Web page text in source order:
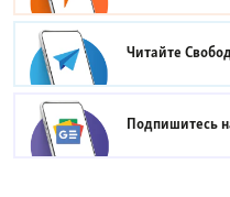
Читайте
Подпишитесь